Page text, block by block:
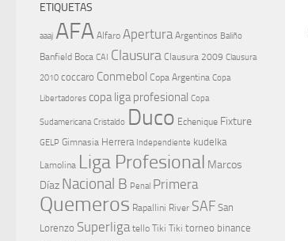
ETIQUETAS
aaaj AFA Alfaro Apertura Argentinos Baliño
Banfield Boca CAI Clausura Clausura 2009 Clausura
2010 coccaro Conmebol Copa Argentina Copa
Libertadores copa liga profesional Copa
Sudamericana Cristaldo Duco Echenique Fixture
GELP Gimnasia Herrera Independiente kudelka
Lamolina Liga Profesional Marcos
Díaz Nacional B Penal Primera
Quemeros Rapallini River SAF San
Lorenzo Superliga tello Tiki Tiki torneo binance